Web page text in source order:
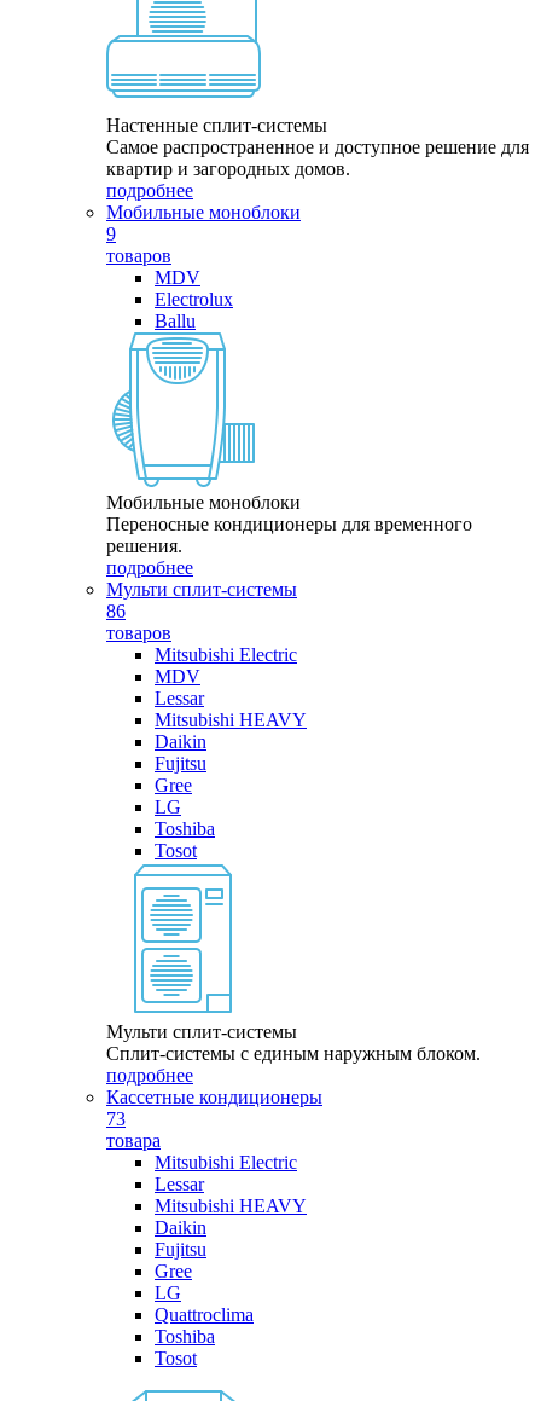
Настенные сплит-системы
Самое распространенное и доступное решение для
квартир и загородных домов.
подробнее
Мобильные моноблоки
9
товаров
MDV
Electrolux
Ballu
Мобильные моноблоки
Переносные кондиционеры для временного
решения.
подробнее
Мульти сплит-системы
86
товаров
Mitsubishi Electric
MDV
Lessar
Mitsubishi HEAVY
Daikin
Fujitsu
Gree
LG
Toshiba
Tosot
Мульти сплит-системы
Сплит-системы с единым наружным блоком.
подробнее
Кассетные кондиционеры
73
товара
Mitsubishi Electric
Lessar
Mitsubishi HEAVY
Daikin
Fujitsu
Gree
LG
Quattroclima
Toshiba
Tosot